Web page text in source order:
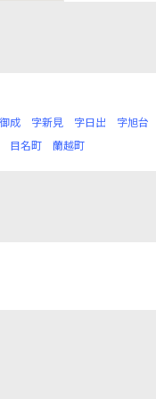
成 字新見 字日出
字旭台
目名町 蘭越町